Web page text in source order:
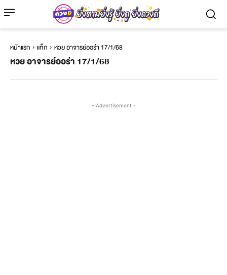
หน้าแรก แท็ก หวย อาจารย์ออร่า 17/1/68
หวย อาจารย์ออร่า 17/1/68
- Advertisement -